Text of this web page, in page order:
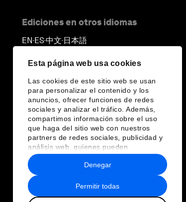
Esta página web usa cookies
Las cookies de este sitio web se usan
para personalizar el contenido y los
anuncios, ofrecer funciones de redes
sociales y analizar el tráfico. Además,
compartimos información sobre el uso
que haga del sitio web con nuestros
partners de redes sociales, publicidad y
análisis web, quienes pueden
combinarla con otra información que les
haya proporcionado o que hayan
recopilado a partir del uso que haya
hecho de sus servicios.
Permitir todas
Denegar
Ediciones en otros idiomas
EN ▪ ES▪中文▪ 日本語